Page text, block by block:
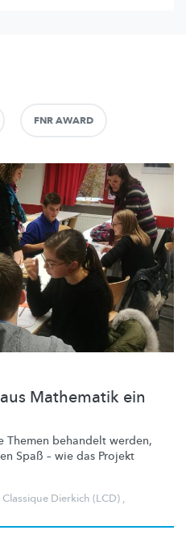
FNR AWARD
Mathematik ein
Themen behandelt werden,
Spaß – wie das Projekt
Classique Dierkich (LCD) ,